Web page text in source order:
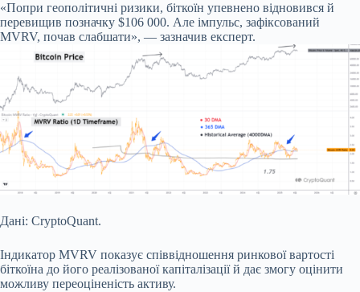
«Попри геополітичні ризики, біткоїн упевнено відновився й
перевищив позначку $106 000. Але імпульс, зафіксований
MVRV, почав слабшати», — зазначив експерт.
Дані: CryptoQuant.
Індикатор MVRV показує співвідношення ринкової вартості
біткоїна до його реалізованої капіталізації й дає змогу оцінити
можливу переоціненість активу.